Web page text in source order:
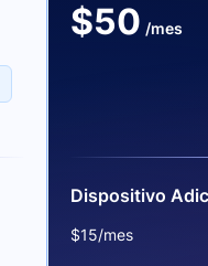
$50 /mes
Dispositivo
$15/mes